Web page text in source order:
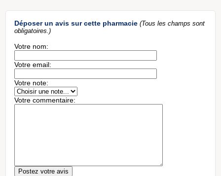
Déposer un avis sur cette pharmacie (Tous les champs sont
obligatoires.)
Votre nom:
Votre email:
Votre note:
Votre commentaire: